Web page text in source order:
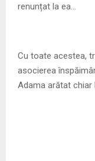
renunțat la ea…
Cu toate acestea,
asocierea
Adama arătat chiar